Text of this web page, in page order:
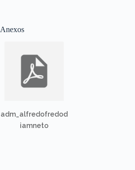
Anexos
adm_alfredofredod
iamneto